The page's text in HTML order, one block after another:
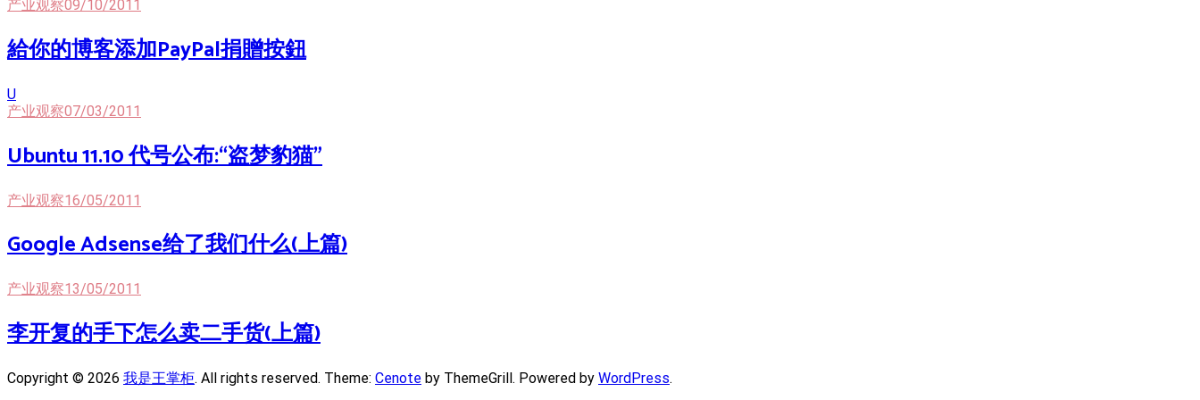
产业观察09/10/2011
給你的博客添加PayPal捐贈按鈕
U
产业观察07/03/2011
Ubuntu 11.10 代号公布:“盗梦豹猫”
产业观察16/05/2011
Google Adsense给了我们什么(上篇)
产业观察13/05/2011
李开复的手下怎么卖二手货(上篇)
Copyright © 2026 我是王掌柜. All rights reserved. Theme: Cenote by ThemeGrill. Powered by WordPress.